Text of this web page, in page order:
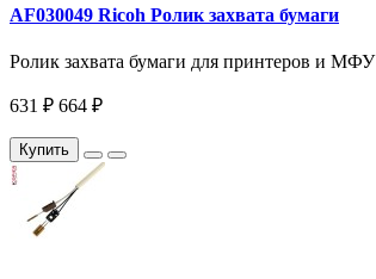
AF030049 Ricoh Ролик захвата бумаги
Ролик захвата бумаги для принтеров и
631 ₽ 664 ₽
Купить